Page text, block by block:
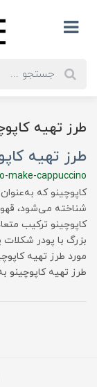
طرز تهیه
طرز تهیه
make-cappuccino
کاپوچینو که
شناخته می‌شود،
کاپوچینو ترکیب
بزرگ با پودر
مورد طرز تهیه
طرز تهیه کاپوچینو